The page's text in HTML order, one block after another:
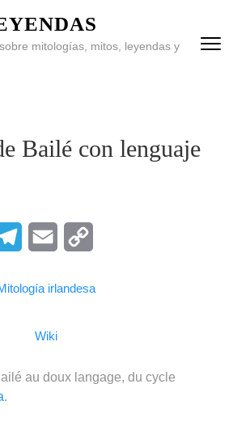
mitologías, mitos, leyendas y
Bailé con lenguaje
Link
irlandesa
Wiki
au doux langage, du cycle
.